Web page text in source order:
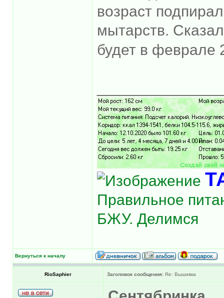
возраст
мытарств.
будет в феврале
Правильное
БЖУ. Делимся
Вернуться к началу
RioSaphier Заголовок сообщения: Re: Вышивка